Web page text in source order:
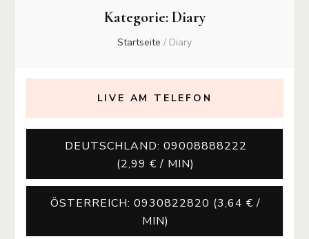
Kategorie:Diary
Startseite / Diary
LIVE AM TELEFON
DEUTSCHLAND: 09008888222
(2,99 € / MIN)
ÖSTERREICH: 0930822820 (3,64 € /
MIN)